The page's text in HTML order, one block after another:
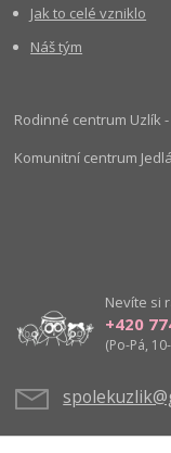
Jak to celé vzniklo
Náš tým
Rodinné centrum Uzlík
Komunitní centrum
Nevíte si
+420
(Po-Pá,